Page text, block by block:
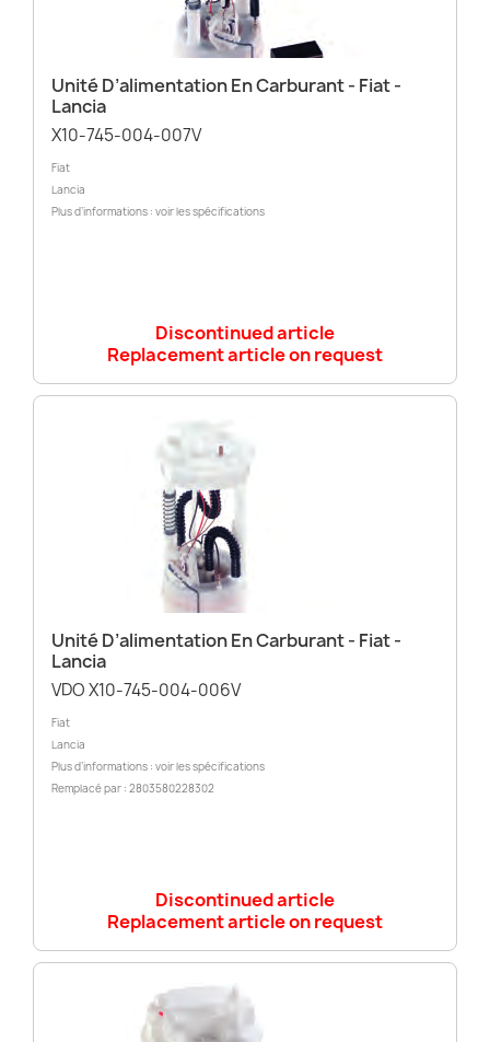
Unité D’alimentation En Carburant - Fiat -
Lancia
X10-745-004-007V
Fiat
Lancia
Plus d’informations : voir les spécifications
Discontinued article
Replacement article on request
Unité D’alimentation En Carburant - Fiat -
Lancia
VDO X10-745-004-006V
Fiat
Lancia
Plus d’informations : voir les spécifications
Remplacé par : 2803580228302
Discontinued article
Replacement article on request